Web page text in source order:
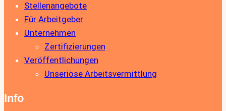
Stellenangebote
Für Arbeitgeber
Unternehmen
Zertifizierungen
Veröffentlichungen
Unseriöse Arbeitsvermittlung
Info